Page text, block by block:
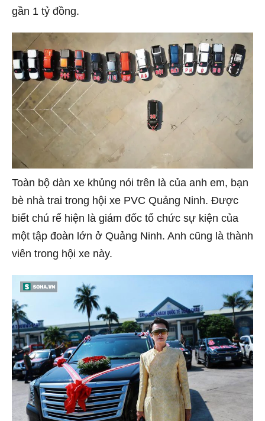
gần 1 tỷ đồng.
Toàn bộ dàn xe khủng nói trên là của anh em, bạn
bè nhà trai trong hội xe PVC Quảng Ninh. Được
biết chú rể hiện là giám đốc tổ chức sự kiện của
một tập đoàn lớn ở Quảng Ninh. Anh cũng là thành
viên trong hội xe này.